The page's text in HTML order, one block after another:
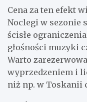
Cena za ten efekt
Noclegi w sezonie
ścisłe
głośności muzyki
Warto
wyprzedzeniem i
niż np. w Toskanii